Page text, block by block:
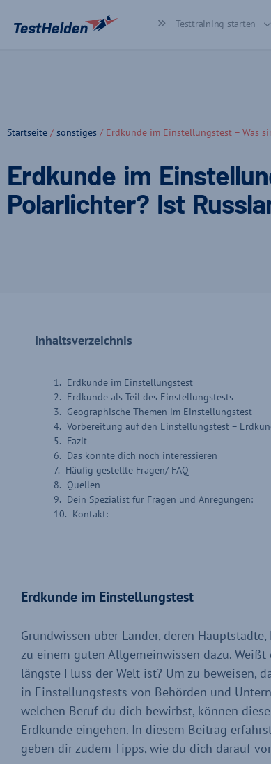
Testtraining starten
Startseite /sonstiges / Erdkunde im Einstellungstest – Was
Erdkunde im
Polarlichter? Ist
Inhaltsverzeichnis
Erdkunde im Einstellungstest
Erdkunde als Teil des Einstellungstests
Geographische Themen im Einstellungstest
Vorbereitung auf den Einstellungstest –
Fazit
Das könnte dich noch interessieren
Häufig gestellte Fragen/ FAQ
Quellen
Dein Spezialist für Fragen und Anregungen:
Kontakt:
Erdkunde im Einstellungstest
Grundwissen über Länder, deren
zu einem guten Allgemeinwissen dazu.
längste Fluss der Welt ist? Um zu beweisen,
in Einstellungstests von Behörden und
welchen Beruf du dich bewirbst, können
Erdkunde eingehen. In diesem Beitrag
geben dir zudem Tipps, wie du dich darauf